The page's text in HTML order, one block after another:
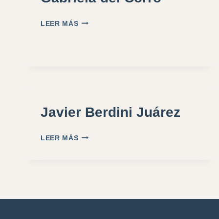
LEER MÁS
Javier Berdini Juárez
LEER MÁS